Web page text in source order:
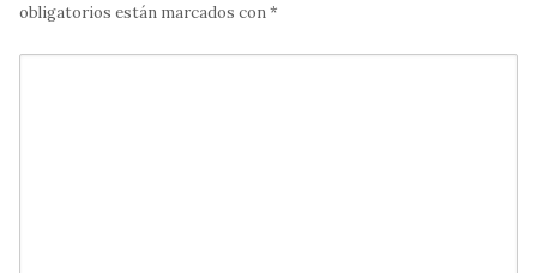
obligatorios están marcados con*